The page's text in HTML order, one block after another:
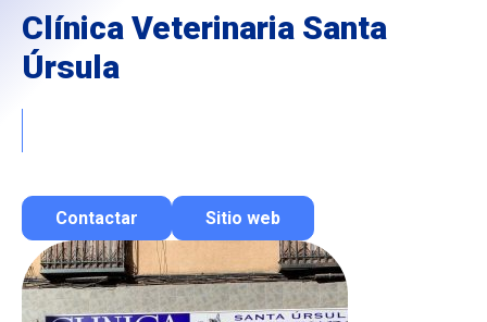
Clínica Veterinaria Santa
Úrsula
Contactar
Contactar por correo
Llamar por teléfono
Sitio web